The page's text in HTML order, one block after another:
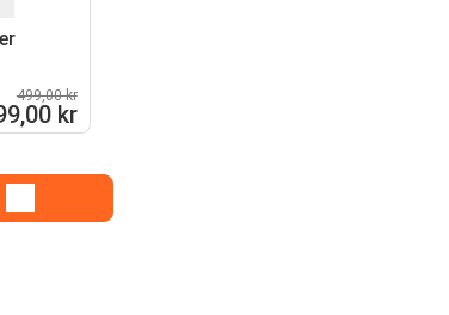
499,00 kr
kr